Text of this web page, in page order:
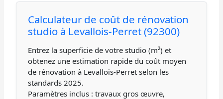
Calculateur de coût de rénovation
studio à Levallois-Perret (92300)
Entrez la superficie de votre studio (m²) et
obtenez une estimation rapide du coût moyen
de rénovation à Levallois-Perret selon les
standards 2025.
Paramètres inclus : travaux gros œuvre,